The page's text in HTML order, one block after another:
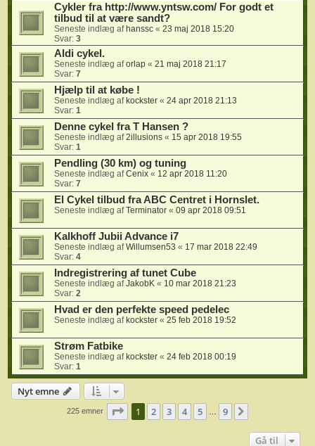
Cykler fra http://www.yntsw.com/ For godt et
tilbud til at være sandt?
Seneste indlæg af hanssc « 23 maj 2018 15:20
Svar: 3
Aldi cykel.
Seneste indlæg aforlap « 21 maj 2018 21:17
Svar: 7
Hjælp til at købe !
Seneste indlæg af kockster « 24 apr 2018 21:13
Svar: 1
Denne cykel fra T Hansen ?
Seneste indlæg af2illusions « 15 apr 2018 19:55
Svar: 1
Pendling (30 km) og tuning
Seneste indlæg afCenix « 12 apr 2018 11:20
Svar: 7
El Cykel tilbud fra ABC Centret i Hornslet.
Seneste indlæg afTerminator « 09 apr 2018 09:51
Kalkhoff Jubii Advance i7
Seneste indlæg afWillumsen53 « 17 mar 2018 22:49
Svar: 4
Indregistrering af tunet Cube
Seneste indlæg afJakobK « 10 mar 2018 21:23
Svar: 2
Hvad er den perfekte speed pedelec
Seneste indlæg af kockster « 25 feb 2018 19:52
Strøm Fatbike
Seneste indlæg af kockster « 24 feb 2018 00:19
Svar: 1
Nyt emne
225 emner Side af 9
1 2 3 4 5 9
Gå til